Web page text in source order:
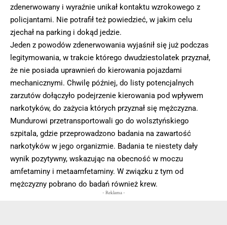
zdenerwowany i wyraźnie unikał kontaktu wzrokowego z
policjantami. Nie potrafił też powiedzieć, w jakim celu
zjechał na parking i dokąd jedzie.
Jeden z powodów zdenerwowania wyjaśnił się już podczas
legitymowania, w trakcie którego dwudziestolatek przyznał,
że nie posiada uprawnień do kierowania pojazdami
mechanicznymi. Chwilę później, do listy potencjalnych
zarzutów dołączyło podejrzenie kierowania pod wpływem
narkotyków, do zażycia których przyznał się mężczyzna.
Mundurowi przetransportowali go do wolsztyńskiego
szpitala, gdzie przeprowadzono badania na zawartość
narkotyków w jego organizmie. Badania te niestety dały
wynik pozytywny, wskazując na obecność w moczu
amfetaminy i metaamfetaminy. W związku z tym od
mężczyzny pobrano do badań również krew.
- Reklama -